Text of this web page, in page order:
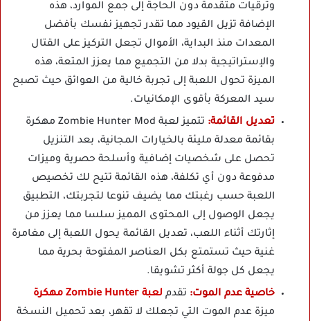
وترقيات متقدمة دون الحاجة إلى جمع الموارد، هذه
الإضافة تزيل القيود مما تقدر تجهيز نفسك بأفضل
المعدات منذ البداية، الأموال تجعل التركيز على القتال
والإستراتيجية بدلا من التجميع مما يعزز المتعة، هذه
الميزة تحول اللعبة إلى تجربة خالية من العوائق حيث تصبح
سيد المعركة بأقوى الإمكانيات.
تعديل القائمة:
تتميز لعبة Zombie Hunter Mod مهكرة
بقائمة معدلة مليئة بالخيارات المجانية، بعد التنزيل
تحصل على شخصيات إضافية وأسلحة حصرية وميزات
مدفوعة دون أي تكلفة، هذه القائمة تتيح لك تخصيص
اللعبة حسب رغبتك مما يضيف تنوعا لتجربتك، التطبيق
يجعل الوصول إلى المحتوى المميز سلسا مما يعزز من
إثارتك أثناء اللعب، تعديل القائمة يحول اللعبة إلى مغامرة
غنية حيث تستمتع بكل العناصر المفتوحة بحرية مما
يجعل كل جولة أكثر تشويقا.
خاصية عدم الموت: تقدم لعبة Zombie Hunter مهكرة
ميزة عدم الموت التي تجعلك لا تقهر، بعد تحميل النسخة